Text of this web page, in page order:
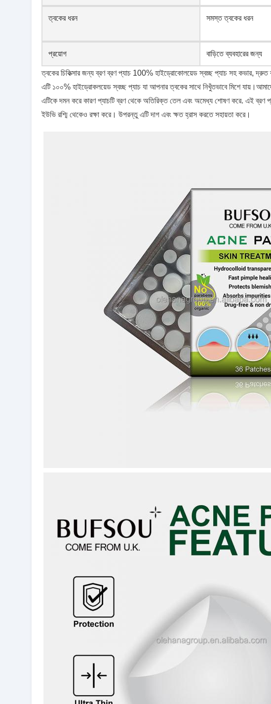
ত্বকের ধরন সমস্ত ত্বকের ধরন
প্রয়োগ বাড়িতে ব্যবহারের জন্য
ত্বকের চিকিত্সার জন্য ব্রণ ব্রণ প্যাচ 100% হাইড্রোকোলয়েড স্বচ্ছ প্যাচ সহ কভার,
এটি ১০০% হাইড্রোকলয়েড স্বচ্ছ প্যাচ যা আপনার ত্বকের সাথে নিখুঁতভাবে মিশে
এটিকে দমন করে কারণ প্যাচটি ব্রণ থেকে অতিরিক্ত তেল এবং অমেধ্য শোষণ করে. এই ব্রণ
ইউভি রশ্মি থেকেও রক্ষা করে। উপরন্তু এটি দাগ এবং ক্ষত হ্রাস করতে সহায়তা করে।